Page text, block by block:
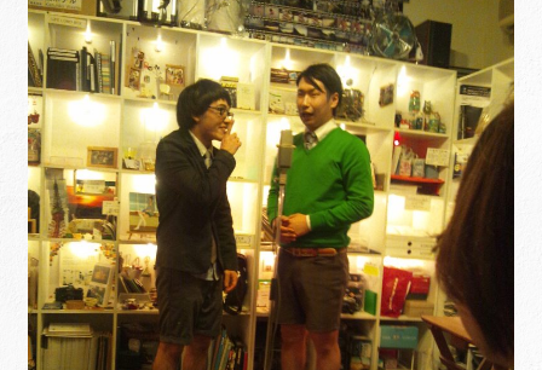
展
開
ニ
ー
を
展
開
ブ
メ
ニ
ュ
ー
を
展
出演希望/お問い合わせフォーム
Contact